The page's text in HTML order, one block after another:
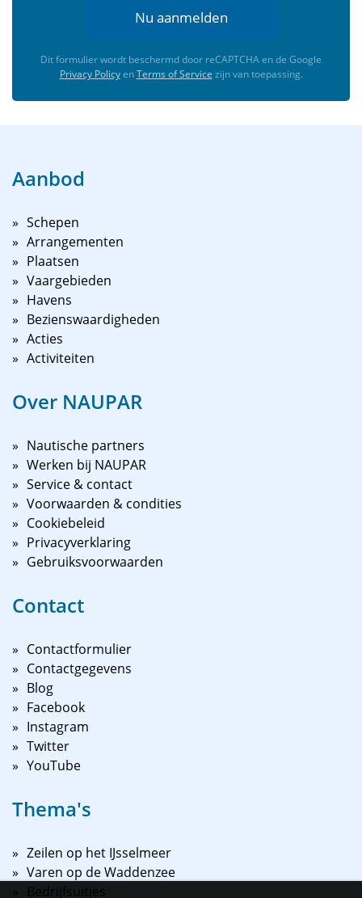
Nu aanmelden
Dit formulier wordt beschermd door reCAPTCHA en de Google
Privacy PolicyenTerms of Service zijn van toepassing.
Aanbod
Schepen
Arrangementen
Plaatsen
Vaargebieden
Havens
Bezienswaardigheden
Acties
Activiteiten
Over NAUPAR
Nautische partners
Werken bij NAUPAR
Service & contact
Voorwaarden & condities
Cookiebeleid
Privacyverklaring
Gebruiksvoorwaarden
Contact
Contactformulier
Contactgegevens
Blog
Facebook
Instagram
Twitter
YouTube
Thema's
Zeilen op het IJsselmeer
Varen op de Waddenzee
Bedrijfsuitjes